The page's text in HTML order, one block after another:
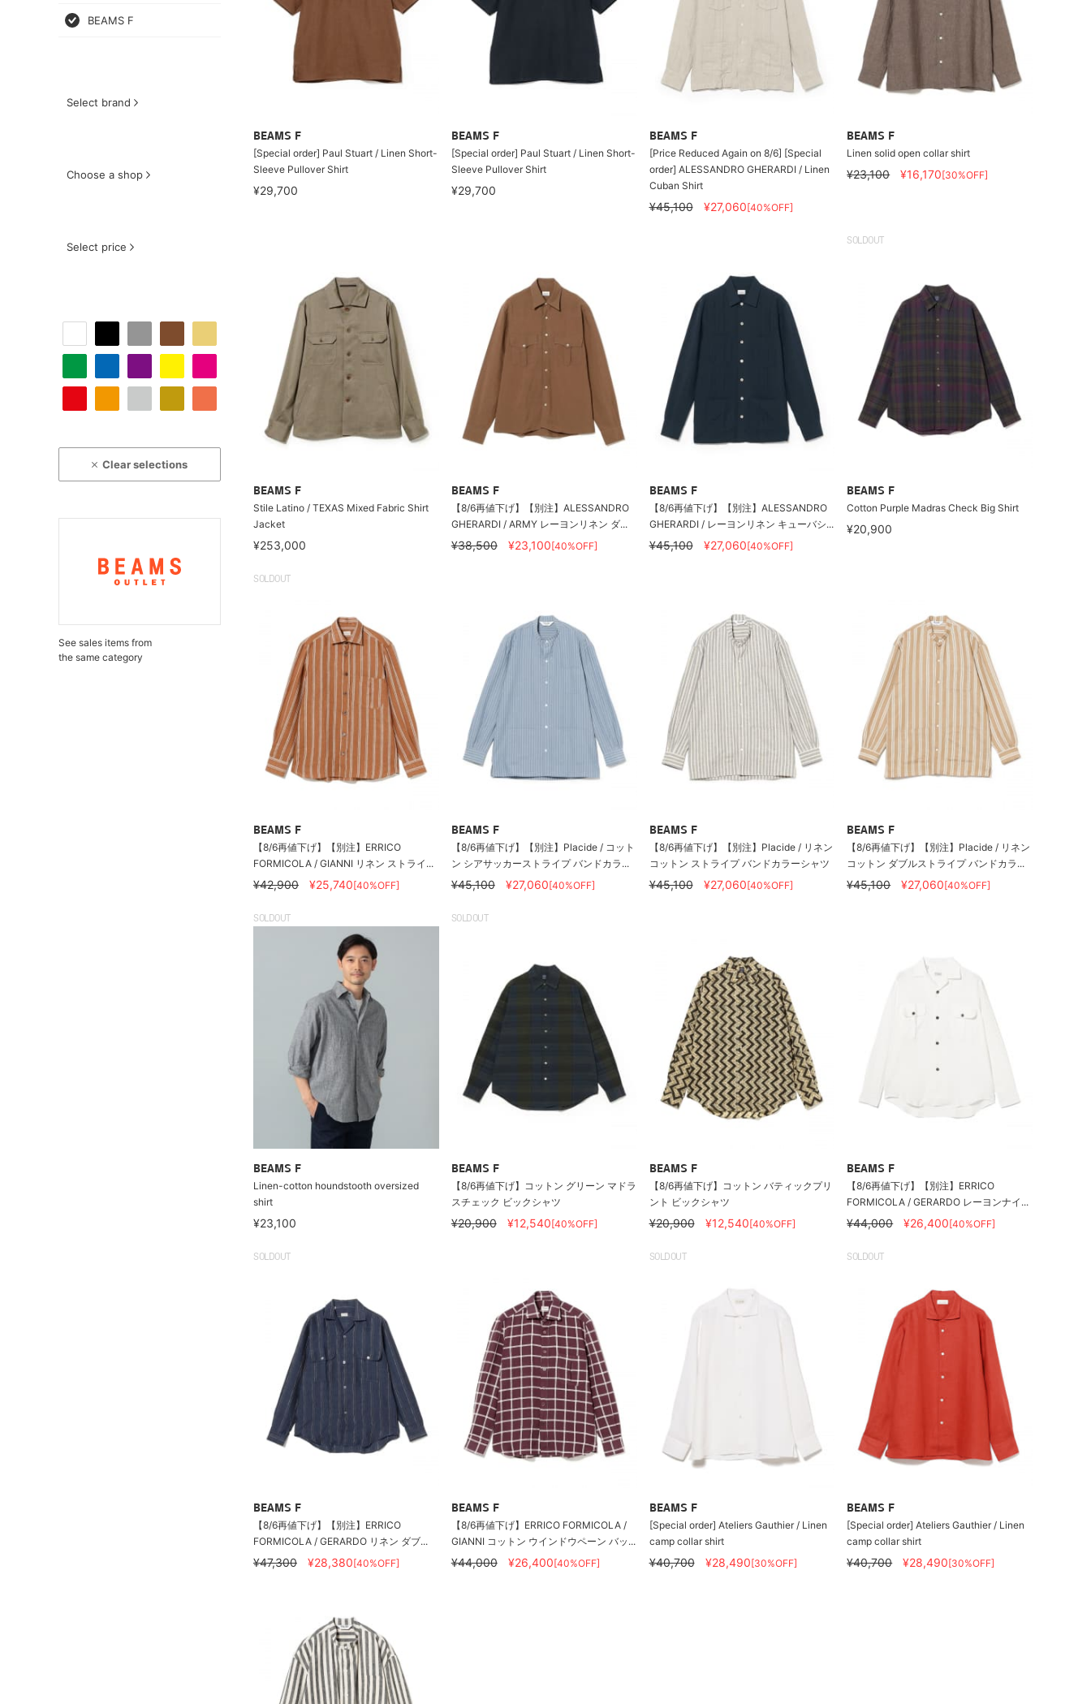
BEAMS F
Select brand
Choose a shop
Select price
Clear selections
See sales items from
the same category
BEAMS F
[Special order] Paul Stuart / Linen Short-
Sleeve Pullover Shirt
¥29,700
BEAMS F
[Special order] Paul Stuart / Linen Short-
Sleeve Pullover Shirt
¥29,700
BEAMS F
[Price Reduced Again on 8/6] [Special
order] ALESSANDRO GHERARDI / Linen
Cuban Shirt
¥45,100 ¥27,060[40%OFF]
BEAMS F
Linen solid open collar shirt
¥23,100 ¥16,170[30%OFF]
BEAMS F
Stile Latino / TEXAS Mixed Fabric Shirt
Jacket
¥253,000
BEAMS F
【8/6再値下げ】【別注】ALESSANDRO
GHERARDI / ARMY レーヨンリネン ダ...
¥38,500 ¥23,100[40%OFF]
BEAMS F
【8/6再値下げ】【別注】ALESSANDRO
GHERARDI / レーヨンリネン キューバシ...
¥45,100 ¥27,060[40%OFF]
SOLDOUT
BEAMS F
Cotton Purple Madras Check Big Shirt
¥20,900
SOLDOUT
BEAMS F
【8/6再値下げ】【別注】ERRICO
FORMICOLA / GIANNI リネン ストライ...
¥42,900 ¥25,740[40%OFF]
BEAMS F
【8/6再値下げ】【別注】Placide / コット
ン シアサッカーストライプ バンドカラ...
¥45,100 ¥27,060[40%OFF]
BEAMS F
【8/6再値下げ】【別注】Placide / リネン
コットン ストライプ バンドカラーシャツ
¥45,100 ¥27,060[40%OFF]
BEAMS F
【8/6再値下げ】【別注】Placide / リネン
コットン ダブルストライプ バンドカラ...
¥45,100 ¥27,060[40%OFF]
SOLDOUT
BEAMS F
Linen-cotton houndstooth oversized
shirt
¥23,100
SOLDOUT
BEAMS F
【8/6再値下げ】コットン グリーン マドラ
スチェック ビックシャツ
¥20,900 ¥12,540[40%OFF]
BEAMS F
【8/6再値下げ】コットン バティックプリ
ント ビックシャツ
¥20,900 ¥12,540[40%OFF]
BEAMS F
【8/6再値下げ】【別注】ERRICO
FORMICOLA / GERARDO レーヨンナイ...
¥44,000 ¥26,400[40%OFF]
SOLDOUT
BEAMS F
【8/6再値下げ】【別注】ERRICO
FORMICOLA / GERARDO リネン ダブ...
¥47,300 ¥28,380[40%OFF]
BEAMS F
【8/6再値下げ】ERRICO FORMICOLA /
GIANNI コットン ウインドウペーン バッ...
¥44,000 ¥26,400[40%OFF]
SOLDOUT
BEAMS F
[Special order] Ateliers Gauthier / Linen
camp collar shirt
¥40,700 ¥28,490[30%OFF]
SOLDOUT
BEAMS F
[Special order] Ateliers Gauthier / Linen
camp collar shirt
¥40,700 ¥28,490[30%OFF]